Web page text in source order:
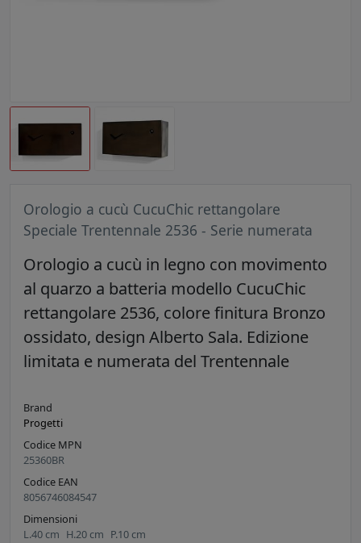
Orologio a cucù CucuChic rettangolare
Speciale Trentennale 2536 - Serie numerata
Orologio a cucù in legno con movimento
al quarzo a batteria modello CucuChic
rettangolare 2536, colore finitura Bronzo
ossidato, design Alberto Sala. Edizione
limitata e numerata del Trentennale
Brand
Progetti
Codice MPN
25360BR
Codice EAN
8056746084547
Dimensioni
L.40 cm H.20 cm P.10 cm